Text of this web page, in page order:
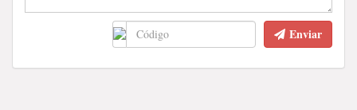
Enviar